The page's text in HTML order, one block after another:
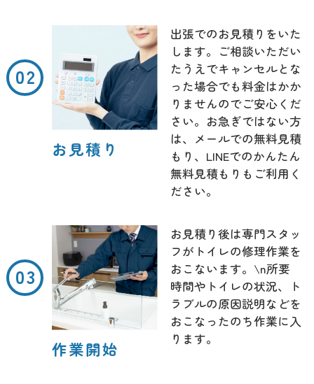
お見積り
出張でのお見積りをいた
します。ご相談いただい
たうえでキャンセルとな
った場合でも料金はかか
りませんのでご安心くだ
さい。お急ぎではない方
は、メールでの無料見積
もり、LINEでのかんたん
無料見積もりもご利用く
ださい。
作業開始
お見積り後は専門スタッ
フがトイレの修理作業を
おこないます。\n所要
時間やトイレの状況、ト
ラブルの原因説明などを
おこなったのち作業に入
ります。